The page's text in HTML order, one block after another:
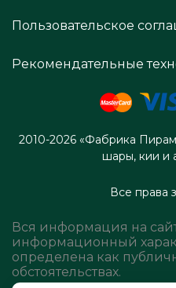
Пользовательское
Рекомендательные
2010-2026 «Фабрика
шары, кии и
Все права
Вся информация на
информационный
определена как
обстоятельствах.